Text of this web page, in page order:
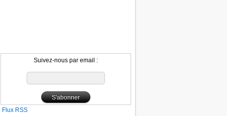
Suivez-nous par email :
Flux RSS